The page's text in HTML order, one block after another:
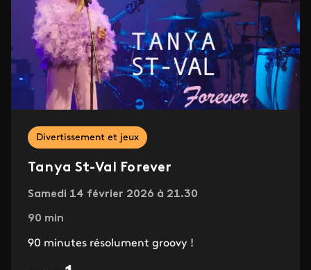
Divertissement et jeux
Tanya St-Val Forever
Samedi 14 février 2026 à 21.30
90 min
90 minutes résolument groovy !